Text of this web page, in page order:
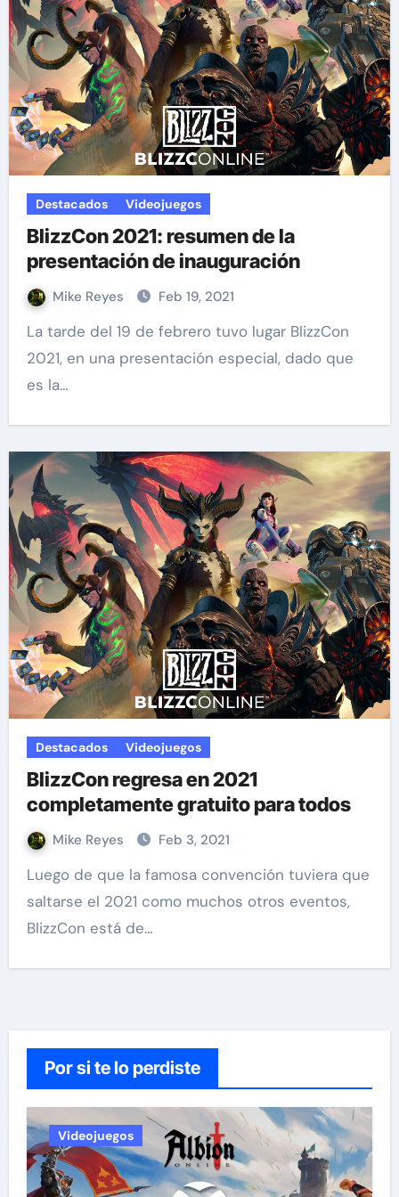
Destacados Videojuegos
BlizzCon 2021: resumen de la
presentación de inauguración
Mike Reyes Feb 19, 2021
La tarde del 19 de febrero tuvo lugar BlizzCon
2021, en una presentación especial, dado que
es la…
Destacados Videojuegos
BlizzCon regresa en 2021
completamente gratuito para todos
Mike Reyes Feb 3, 2021
Luego de que la famosa convención tuviera que
saltarse el 2021 como muchos otros eventos,
BlizzCon está de…
Por si te lo perdiste
Videojuegos